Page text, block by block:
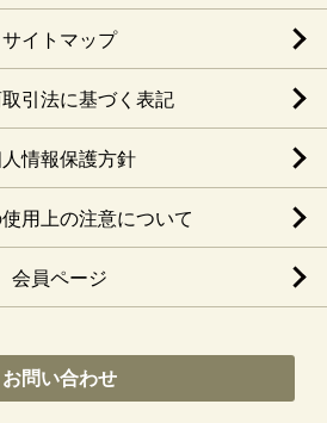
サイトマップ
引法に基づく表記
情報保護方針
用上の注意について
会員ページ
お問い合わせ